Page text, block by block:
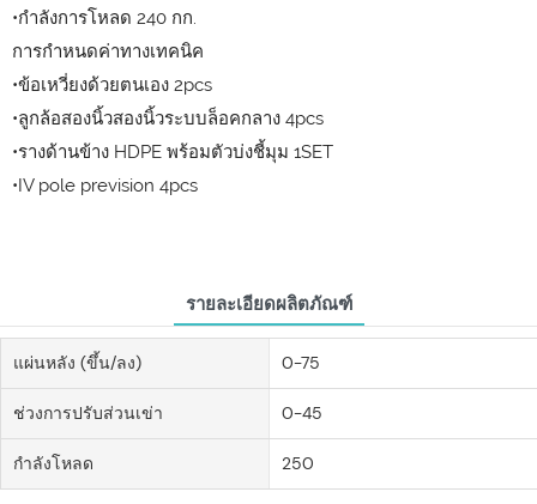
•กำลังการโหลด 240 กก.
การกำหนดค่าทางเทคนิค
•ข้อเหวี่ยงด้วยตนเอง 2pcs
•ลูกล้อสองนิ้วสองนิ้วระบบล็อคกลาง 4pcs
•รางด้านข้าง HDPE พร้อมตัวบ่งชี้มุม 1SET
•IV pole prevision 4pcs
รายละเอียดผลิตภัณฑ์
แผ่นหลัง (ขึ้น/ลง) 0-75
ช่วงการปรับส่วนเข่า 0-45
กำลังโหลด 250